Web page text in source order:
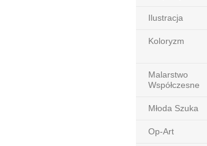
Ilustracja
Koloryzm
Malarstwo
Współczesne
Młoda Szuka
Op-Art